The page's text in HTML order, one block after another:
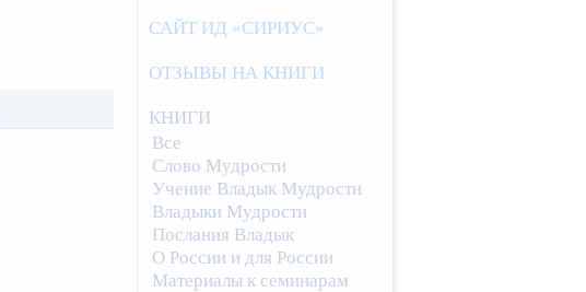
САЙТ ИД «СИРИУС»
ОТЗЫВЫ НА КНИГИ
КНИГИ
Все
Слово Мудрости
Учение Владык Мудрости
Владыки Мудрости
Послания Владык
О России и для России
Материалы к семинарам